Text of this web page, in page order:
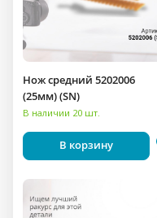
Нож средний 5202006
(25мм) (SN)
В наличии 20 шт.
В корзину